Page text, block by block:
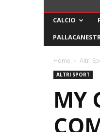
CALCIO
Home Altri
ALTRI SPORT
MY